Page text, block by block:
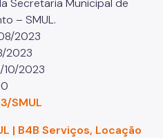
Secretaria Municipal de
– SMUL.
2023
2023
10/2023
SMUL
| B4B Serviços, Locação